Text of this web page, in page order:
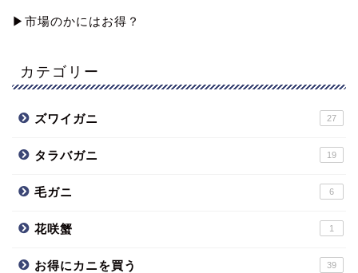
▶︎市場のかにはお得？
カテゴリー
ズワイガニ 27
タラバガニ 19
毛ガニ 6
花咲蟹 1
お得にカニを買う 39